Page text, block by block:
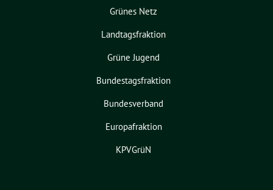
Grünes Netz
Landtagsfraktion
Grüne Jugend
Bundestagsfraktion
Bundesverband
Europafraktion
KPVGrüN